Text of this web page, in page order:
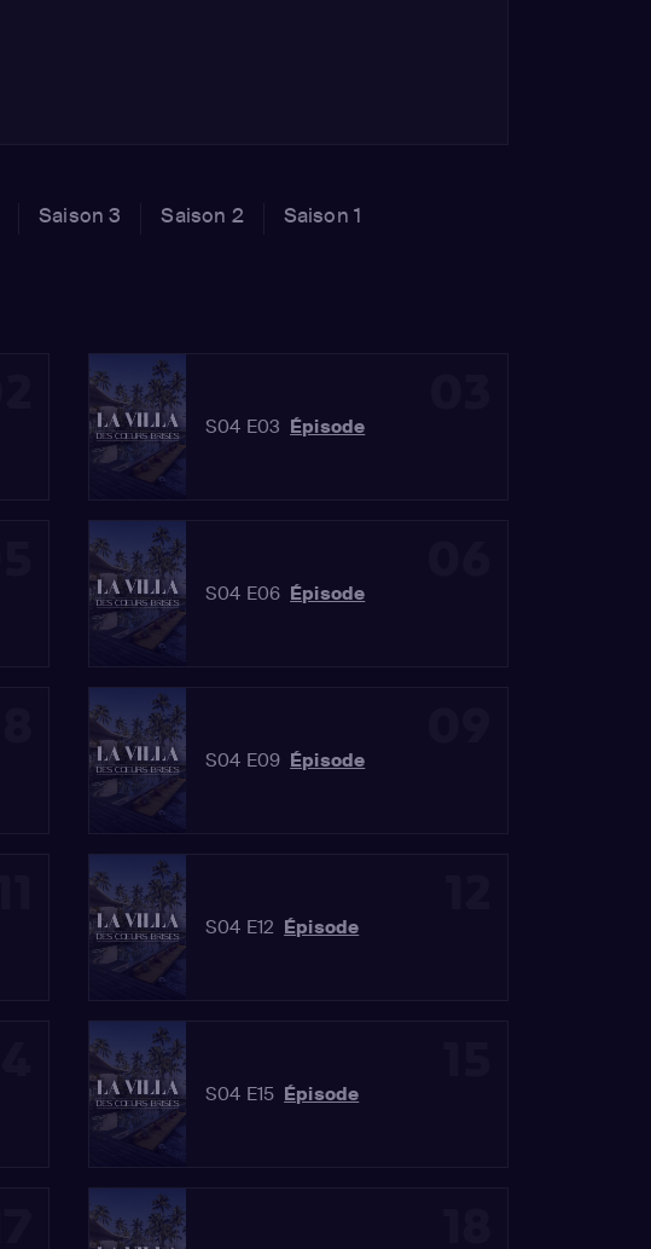
Saison 3 Saison 2 Saison 1
S04 E03 Épisode
S04 E06 Épisode
S04 E09 Épisode
S04 E12 Épisode
S04 E15 Épisode